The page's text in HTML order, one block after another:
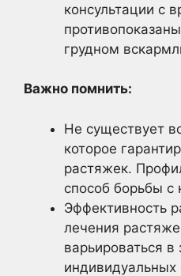
консультации с
грудном
Важно помнить:
Не существует
которое
растяжек.
способ борьбы с
Эффективность
лечения
варьироваться в
индивидуальных